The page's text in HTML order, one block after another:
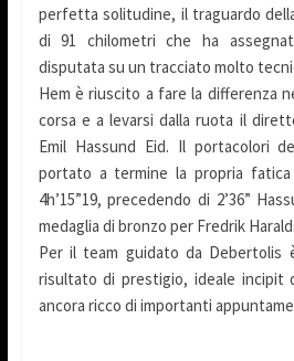
perfetta solitudine, il traguardo
di 91 chilometri che ha
disputata su un tracciato molto
Hem è riuscito a fare la differenza
corsa e a levarsi dalla ruota il
Emil Hassund Eid. Il portacolori
portato a termine la propria
4h’15”19, precedendo di 2’36”
medaglia di bronzo per Fredrik
Per il team guidato da Debertolis
risultato di prestigio, ideale incipit
ancora ricco di importanti